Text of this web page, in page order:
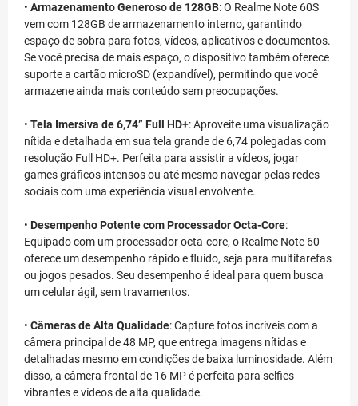
• Armazenamento Generoso de 128GB: O Realme Note 60S
vem com 128GB de armazenamento interno, garantindo
espaço de sobra para fotos, vídeos, aplicativos e documentos.
Se você precisa de mais espaço, o dispositivo também oferece
suporte a cartão microSD (expandível), permitindo que você
armazene ainda mais conteúdo sem preocupações.
• Tela Imersiva de 6,74” Full HD+: Aproveite uma visualização
nítida e detalhada em sua tela grande de 6,74 polegadas com
resolução Full HD+. Perfeita para assistir a vídeos, jogar
games gráficos intensos ou até mesmo navegar pelas redes
sociais com uma experiência visual envolvente.
• Desempenho Potente com Processador Octa-Core:
Equipado com um processador octa-core, o Realme Note 60
oferece um desempenho rápido e fluido, seja para multitarefas
ou jogos pesados. Seu desempenho é ideal para quem busca
um celular ágil, sem travamentos.
• Câmeras de Alta Qualidade: Capture fotos incríveis com a
câmera principal de 48 MP, que entrega imagens nítidas e
detalhadas mesmo em condições de baixa luminosidade. Além
disso, a câmera frontal de 16 MP é perfeita para selfies
vibrantes e vídeos de alta qualidade.